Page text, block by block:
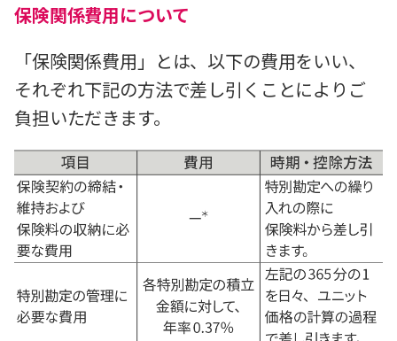
保険関係費用について
「保険関係費用」とは、以下の費用をいい、
それぞれ下記の方法で差し引くことによりご
負担いただきます。